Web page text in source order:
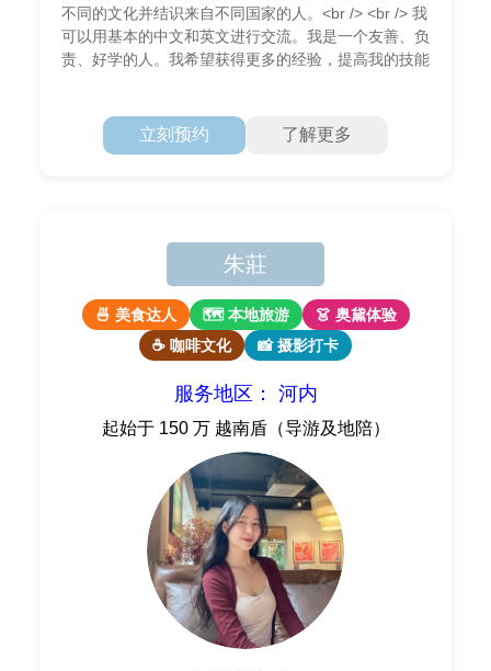
不同的文化并结识来自不同国家的人。<br /> <br /> 我
可以用基本的中文和英文进行交流。我是一个友善、负
责、好学的人。我希望获得更多的经验，提高我的技能
立刻预约 了解更多
朱莊
🍜 美食达人 🗺 本地旅游
👗 奥黛体验
☕ 咖啡文化
📸 摄影打卡
服务地区： 河内
起始于 150 万 越南盾（导游及地陪）